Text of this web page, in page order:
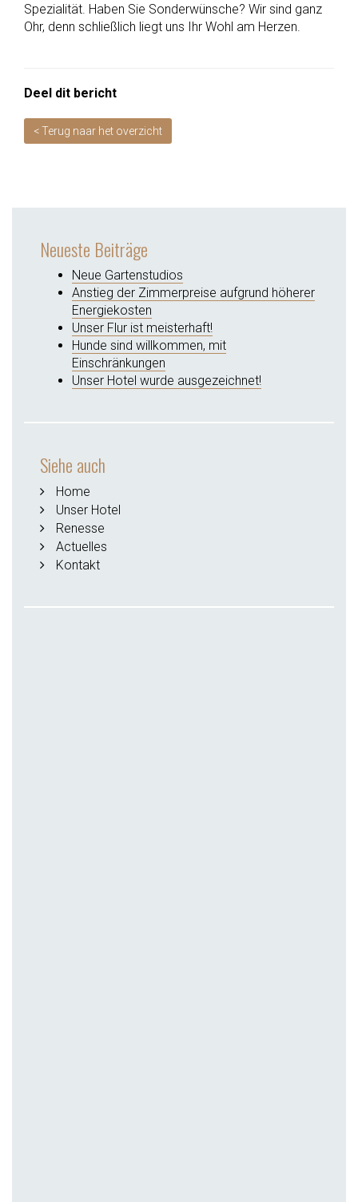
Spezialität. Haben Sie Sonderwünsche? Wir sind ganz
Ohr, denn schließlich liegt uns Ihr Wohl am Herzen.
Deel dit bericht
< Terug naar het overzicht
Neueste Beiträge
Neue Gartenstudios
Anstieg der Zimmerpreise aufgrund höherer
Energiekosten
Unser Flur ist meisterhaft!
Hunde sind willkommen, mit
Einschränkungen
Unser Hotel wurde ausgezeichnet!
Siehe auch
Home
Unser Hotel
Renesse
Actuelles
Kontakt